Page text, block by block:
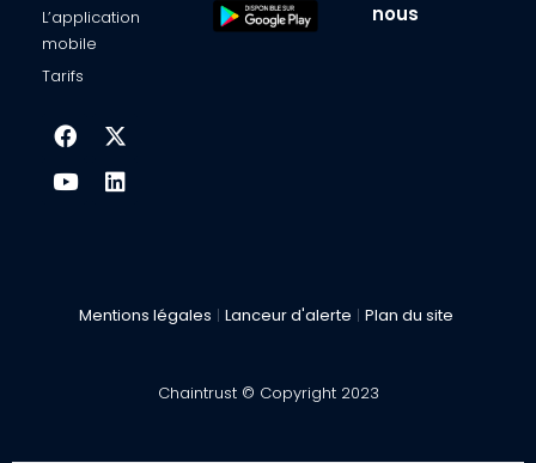
L’application
mobile​
Tarifs
nous
Mentions légales | Lanceur d'alerte | Plan du site
Chaintrust © Copyright 2023